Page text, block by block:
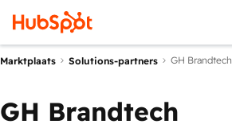
Marktplaats Solutions-partners GH Brandtech
GH Brandtech